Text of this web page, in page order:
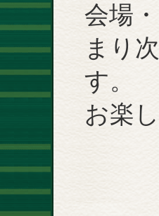
会場
まり
す。
お楽